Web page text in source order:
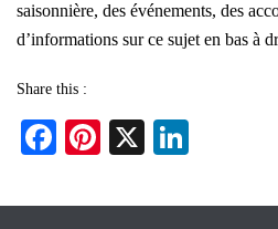
saisonnière, des événements, des
d’informations sur ce sujet en bas à
Share this :
Fa
bo
Pi
er
X
ed